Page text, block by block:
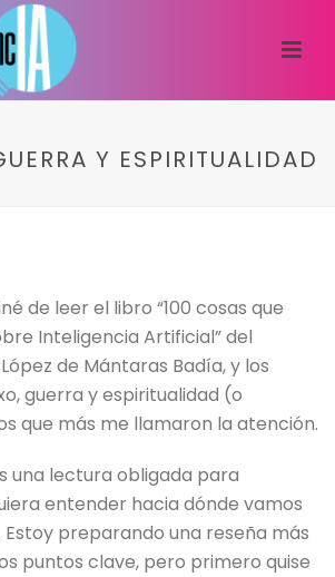
Y ESPIRITUALIDAD
de leer el libro “100 cosas que
Inteligencia Artificial” del
de Mántaras Badía, y los
guerra y espiritualidad (o
que más me llamaron la atención.
una lectura obligada para
entender hacia dónde vamos
Estoy preparando una reseña más
puntos clave, pero primero quise